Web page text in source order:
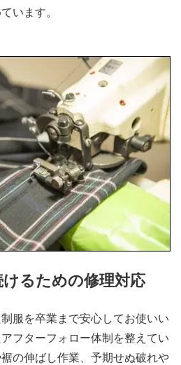
います。
るための修理対応
服を卒業まで安心してお使いい
フターフォロー体制を整えてい
の伸ばし作業、予期せぬ破れや